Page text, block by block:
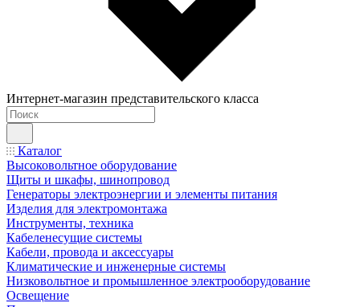
Интернет-магазин представительского класса
Каталог
Высоковольтное оборудование
Щиты и шкафы, шинопровод
Генераторы электроэнергии и элементы питания
Изделия для электромонтажа
Инструменты, техника
Кабеленесущие системы
Кабели, провода и аксессуары
Климатические и инженерные системы
Низковольтное и промышленное электрооборудование
Освещение